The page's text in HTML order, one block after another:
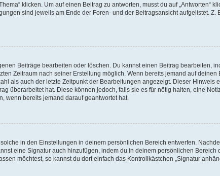
klicken. Um auf einen Beitrag zu antworten, musst du auf „Antworten“
sind jeweils am Ende der Foren- und der Beitragsansicht aufgelistet. Z.
Beiträge bearbeiten oder löschen. Du kannst einen Beitrag bearbeiten,
Zeitraum nach seiner Erstellung möglich. Wenn bereits jemand auf
als auch der letzte Zeitpunkt der Bearbeitungen angezeigt. Dieser Hinweis
überarbeitet hat. Diese können jedoch, falls sie es für nötig halten, eine
wenn bereits jemand darauf geantwortet hat.
in den Einstellungen in deinem persönlichen Bereich entwerfen.
eine Signatur auch hinzufügen, indem du in deinem persönlichen
möchtest, so kannst du dort einfach das Kontrollkästchen „Signatur